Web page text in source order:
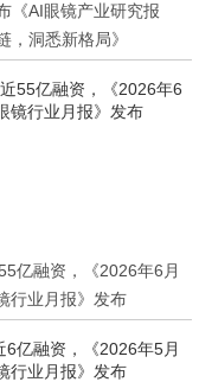
《AI眼镜产业研究报
，洞悉新格局》
亿融资，《2026年6月
行业月报》发布